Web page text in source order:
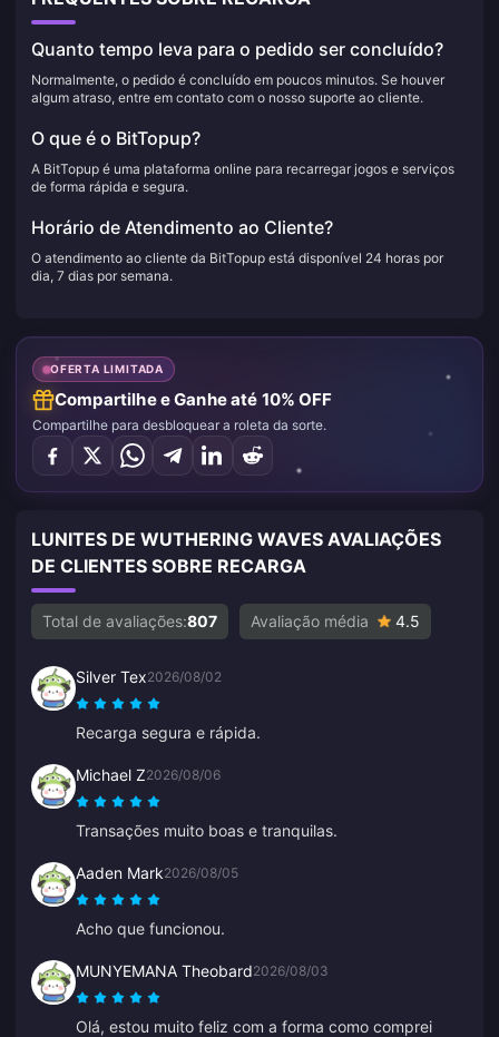
Quanto tempo leva para o pedido ser concluído?
Normalmente, o pedido é concluído em poucos minutos. Se houver
algum atraso, entre em contato com o nosso suporte ao cliente.
O que é o BitTopup?
A BitTopup é uma plataforma online para recarregar jogos e serviços
de forma rápida e segura.
Horário de Atendimento ao Cliente?
O atendimento ao cliente da BitTopup está disponível 24 horas por
dia, 7 dias por semana.
OFERTA LIMITADA
Compartilhe e Ganhe até 10% OFF
Compartilhe para desbloquear a roleta da sorte.
LUNITES DE WUTHERING WAVES AVALIAÇÕES
DE CLIENTES SOBRE RECARGA
Total de avaliações:807 Avaliação média 4.5
Silver Tex2026/08/02
Recarga segura e rápida.
Michael Z2026/08/06
Transações muito boas e tranquilas.
Aaden Mark2026/08/05
Acho que funcionou.
MUNYEMANA Theobard2026/08/03
Olá, estou muito feliz com a forma como comprei